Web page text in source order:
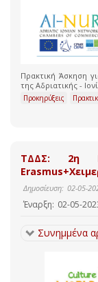
Πρακτική Άσκηση
της Αδριατικής -
Προκηρύξεις
ΤΔΔΣ: 2η
Δημοσίευση: 02-05-
Έναρξη: 02-05-
Συνημμένα